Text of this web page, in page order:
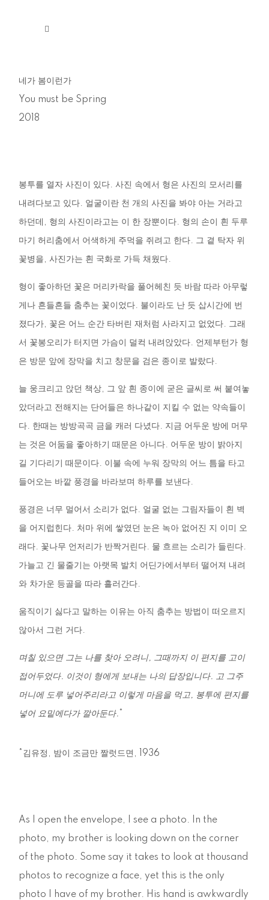
네가 봄이런가
You must be Spring
2018
봉투를 열자 사진이 있다.사진 속에서 형은 사진의 모서리를
내려다보고 있다. 얼굴이란 천 개의 사진을 봐야 아는 거라고
하던데 , 형의 사진이라고는 이 한 장뿐이다. 형의 손이 흰 두루
마기
허리춤에서 어색하게 주먹을 쥐려고 한다. 그 곁 탁자 위
꽃병을,사진가는 흰 국화로 가득 채웠다.
형이 좋아하던 꽃은 머리카락을 풀어헤친 듯 바람 따라 아무렇
게나 흔들흔들 춤추는 꽃이었다. 불이라도 난 듯 삽시간에
번
졌다가, 꽃은 어느 순간 타버린 재처럼 사라지고 없었다. 그래
서 꽃봉오리가 터지면 가슴이 덜컥 내려앉았다. 언제부턴가 형
은 방문 앞에 장막을 치고 창문을 검은 종이로 발랐다.
늘 웅크리고 앉던 책상, 그 앞 흰 종이에 굳은 글씨로 써 붙여놓
았더라고 전해지는 단어들은 하나같이 지킬 수 없는 약속들이
다. 한때는 방방곡곡 금을 캐러 다녔다. 지금 어두운 방에
머무
는 것은 어둠을 좋아하기 때문은 아니다. 어두운 방이
밝아지
길 기다리기 때문이다. 이불 속에 누워 장막의 어느 틈을 타고
들어오는 바깥 풍경을 바라보며 하루를 보낸다.
풍경은 너무 멀어서 소리가 없다. 얼굴 없는 그림자들이 흰 벽
을 어지럽힌다. 처마 위에 쌓였던 눈은 녹아 없어진 지 이미
오
래다. 꽃나무 언저리가 반짝거린다. 물 흐르는 소리가 들린다.
가늘고 긴 물줄기는 아랫목 발치 어딘가에서부터 떨어져 내려
와 차가운 등골을 따라 흘러간다.
움직이기 싫다고 말하는 이유는 아직 춤추는 방법이
떠오르지
않아서 그런 거다.
며칠 있으면 그는 나를 찾아 오려니, 그때까지 이 편지를 고이
접어두었다. 이것이 형에게 보내는 나의 답장입니다. 고 그주
머니에 도루 넣어주리라고 이렇게 마음을 먹고, 봉투에 편지를
넣어 요밑에다가 깔아둔다.
김유정 , 밤이 조금만 짤럿드면 , 1936
As I open the envelope, I see a photo. In the
photo, my brother is looking down on the corner
of the photo. Some say it takes to look at thousand
photos to recognize a face, yet this is the only
photo I have of my brother. His hand is awkwardly